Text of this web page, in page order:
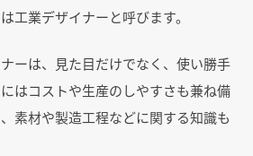
工業デザイナーと呼びます。
ーは、見た目だけでなく、使い勝手
はコストや生産のしやすさも兼ね備
素材や製造工程などに関する知識も